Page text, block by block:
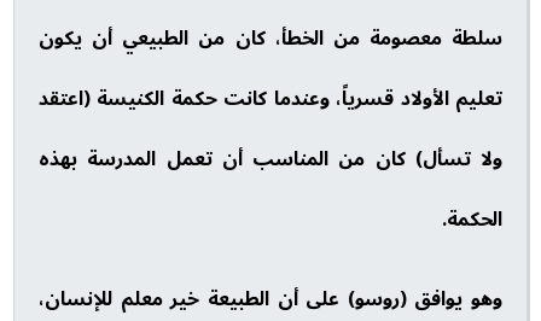
سلطة معصومة من الخطأ، كان من الطبيعي أن يكون
تعليم الأولاد قسرياً، وعندما كانت حكمة الكنيسة (اعتقد
ولا تسأل) كان من المناسب أن تعمل المدرسة بهذه
الحكمة.
وهو يوافق (روسو) على أن الطبيعة خير معلم للإنسان،